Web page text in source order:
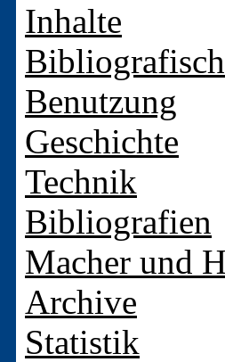
Inhalte
Benutzung
Geschichte
Technik
Bibliografien
Macher und
Archive
Statistik